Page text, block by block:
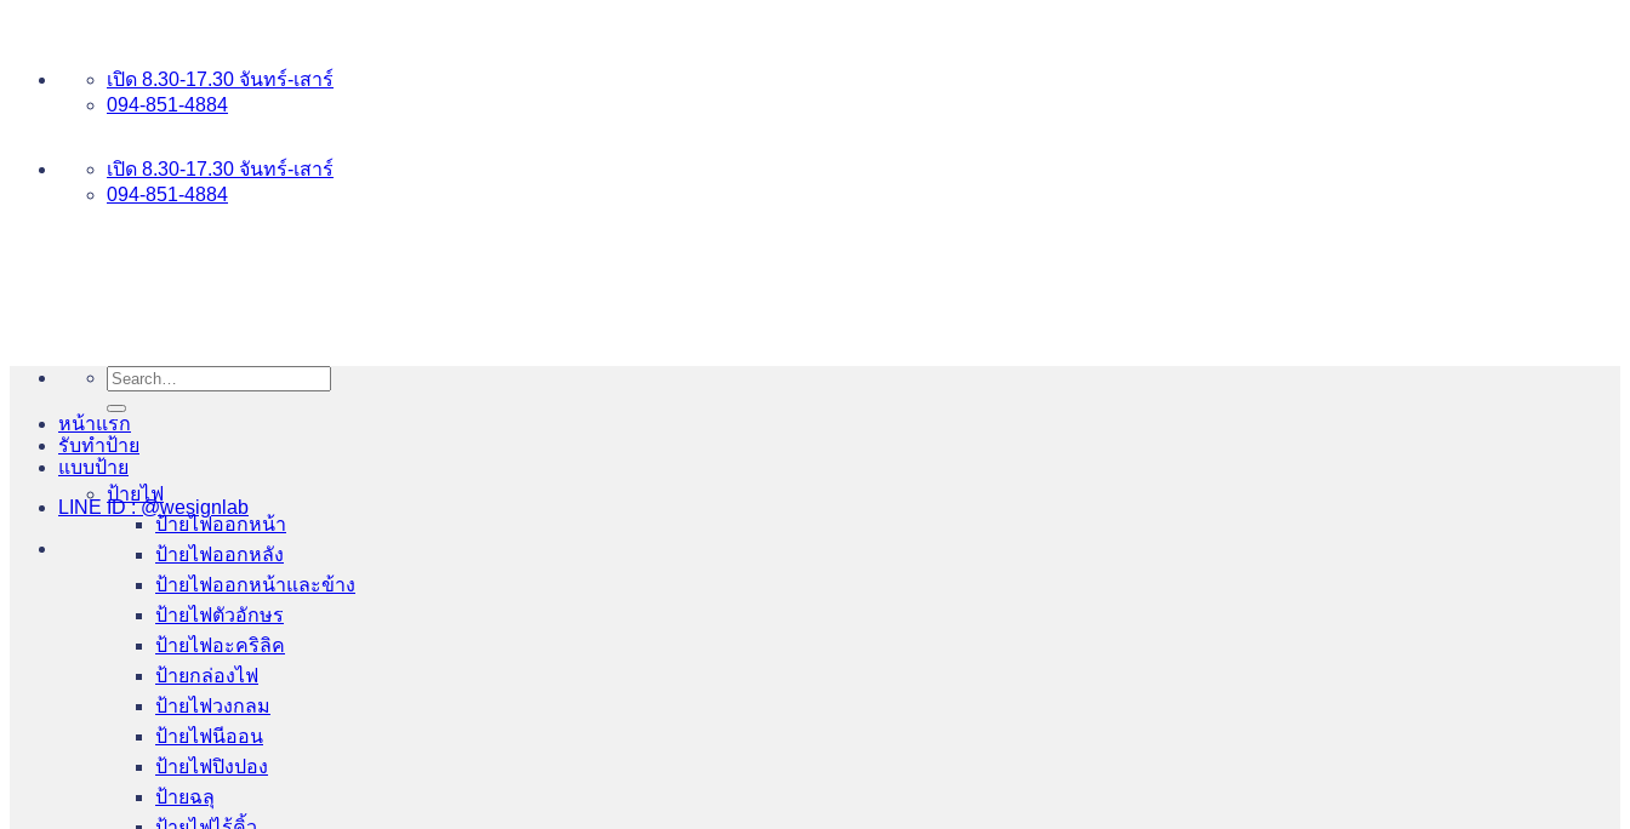
เปิด 8.30-17.30 จันทร์-เสาร์
094-851-4884
เปิด 8.30-17.30 จันทร์-เสาร์
094-851-4884
LINE ID : @wesignlab
Search
for:
หน้าแรก
รับทำป้าย
แบบป้าย
ป้ายไฟ
ป้ายไฟออกหน้า
ป้ายไฟออกหลัง
ป้ายไฟออกหน้าและข้าง
ป้ายไฟตัวอักษร
ป้ายไฟอะคริลิค
ป้ายกล่องไฟ
ป้ายไฟวงกลม
ป้ายไฟนีออน
ป้ายไฟปิงปอง
ป้ายฉลุ